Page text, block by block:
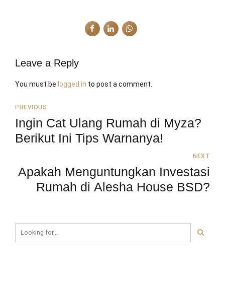
Leave a Reply
You must be logged in to post a comment.
PREVIOUS
Ingin Cat Ulang Rumah di Myza?
Berikut Ini Tips Warnanya!
NEXT
Apakah Menguntungkan Investasi
Rumah di Alesha House BSD?